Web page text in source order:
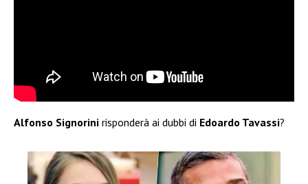
Alfonso Signorini risponderà ai dubbi di Edoardo Tavassi?